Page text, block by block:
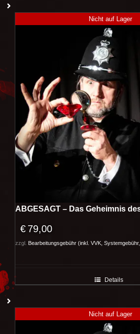
Nicht auf Lager
ABGESAGT – Das Geheimnis
€ 79,00
zzgl. Bearbeitungsgebühr (inkl. VVK,
Details
Nicht auf Lager